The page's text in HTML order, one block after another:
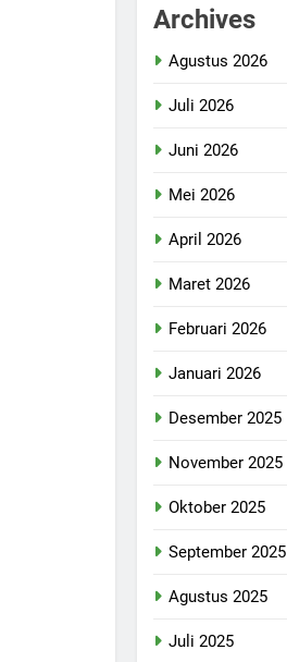
Archives
Agustus 2026
Juli 2026
Juni 2026
Mei 2026
April 2026
Maret 2026
Februari 2026
Januari 2026
Desember 2025
November 2025
Oktober 2025
September 2025
Agustus 2025
Juli 2025